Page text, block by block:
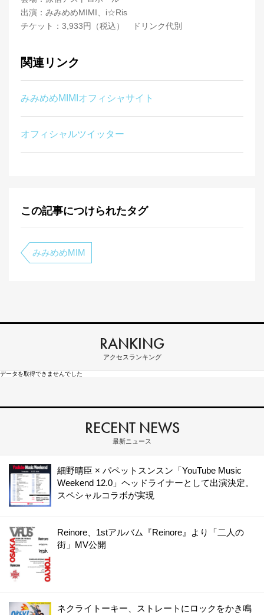
出演：みみめめMIMI、i☆Ris
チケット：3,933円（税込） ドリンク代別
関連リンク
みみめめMIMIオフィシャサイト
オフィシャルツイッター
この記事につけられたタグ
みみめめMIM
RANKING
アクセスランキング
データを取得できませんでした
RECENT NEWS
最新ニュース
細野晴臣 × パペットスンスン「YouTube Music
Weekend 12.0」ヘッドライナーとして出演決定。
スペシャルコラボが実現
Reinore、1stアルバム『Reinore』より「二人の
街」MV公開
ネクライトーキー、ストレートにロックをかき鳴